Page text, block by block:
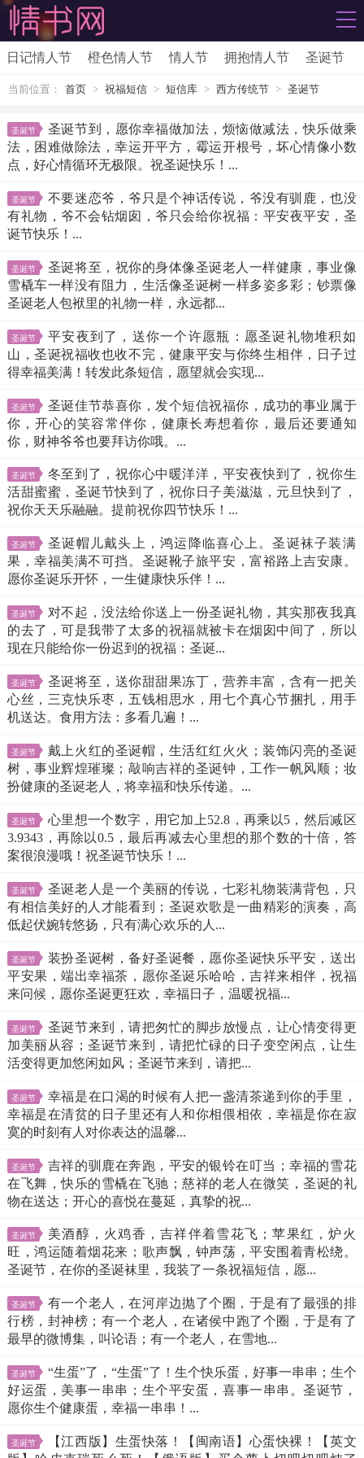
日记情人节 橙色情人节 情人节 拥抱情人节 圣诞节
当前位置： 首页 > 祝福短信 > 短信库 > 西方传统节 > 圣诞节
圣诞节
圣诞节到，愿你幸福做加法，烦恼做减法，快乐做乘
法，困难做除法，幸运开平方，霉运开根号，坏心情像小数
点，好心情循环无极限。祝圣诞快乐！...
圣诞节
不要迷恋爷，爷只是个神话传说，爷没有驯鹿，也没
有礼物，爷不会钻烟囱，爷只会给你祝福：平安夜平安，圣
诞节快乐！...
圣诞节
圣诞将至，祝你的身体像圣诞老人一样健康，事业像
雪橇车一样没有阻力，生活像圣诞树一样多姿多彩；钞票像
圣诞老人包袱里的礼物一样，永远都...
圣诞节
平安夜到了，送你一个许愿瓶：愿圣诞礼物堆积如
山，圣诞祝福收也收不完，健康平安与你终生相伴，日子过
得幸福美满！转发此条短信，愿望就会实现...
圣诞节
圣诞佳节恭喜你，发个短信祝福你，成功的事业属于
你，开心的笑容常伴你，健康长寿想着你，最后还要通知
你，财神爷爷也要拜访你哦。...
圣诞节
冬至到了，祝你心中暖洋洋，平安夜快到了，祝你生
活甜蜜蜜，圣诞节快到了，祝你日子美滋滋，元旦快到了，
祝你天天乐融融。提前祝你四节快乐！...
圣诞节
圣诞帽儿戴头上，鸿运降临喜心上。圣诞袜子装满
果，幸福美满不可挡。圣诞靴子旅平安，富裕路上吉安康。
愿你圣诞乐开怀，一生健康快乐伴！...
圣诞节
对不起，没法给你送上一份圣诞礼物，其实那夜我真
的去了，可是我带了太多的祝福就被卡在烟囱中间了，所以
现在只能给你一份迟到的祝福：圣诞...
圣诞节
圣诞将至，送你甜甜果冻丁，营养丰富，含有一把关
心丝，三克快乐枣，五钱相思水，用七个真心节捆扎，用手
机送达。食用方法：多看几遍！...
圣诞节
戴上火红的圣诞帽，生活红红火火；装饰闪亮的圣诞
树，事业辉煌璀璨；敲响吉祥的圣诞钟，工作一帆风顺；妆
扮健康的圣诞老人，将幸福和快乐传递。...
圣诞节
心里想一个数字，用它加上52.8，再乘以5，然后减区
3.9343，再除以0.5，最后再减去心里想的那个数的十倍，答
案很浪漫哦！祝圣诞节快乐！...
圣诞节
圣诞老人是一个美丽的传说，七彩礼物装满背包，只
有相信美好的人才能看到；圣诞欢歌是一曲精彩的演奏，高
低起伏婉转悠扬，只有满心欢乐的人...
圣诞节
装扮圣诞树，备好圣诞餐，愿你圣诞快乐平安，送出
平安果，端出幸福茶，愿你圣诞乐哈哈，吉祥来相伴，祝福
来问候，愿你圣诞更狂欢，幸福日子，温暖祝福...
圣诞节
圣诞节来到，请把匆忙的脚步放慢点，让心情变得更
加美丽从容；圣诞节来到，请把忙碌的日子变空闲点，让生
活变得更加悠闲如风；圣诞节来到，请把...
圣诞节
幸福是在口渴的时候有人把一盏清茶递到你的手里，
幸福是在清贫的日子里还有人和你相偎相依，幸福是你在寂
寞的时刻有人对你表达的温馨...
圣诞节
吉祥的驯鹿在奔跑，平安的银铃在叮当；幸福的雪花
在飞舞，快乐的雪橇在飞驰；慈祥的老人在微笑，圣诞的礼
物在送达；开心的喜悦在蔓延，真挚的祝...
圣诞节
美酒醇，火鸡香，吉祥伴着雪花飞；苹果红，炉火
旺，鸿运随着烟花来；歌声飘，钟声荡，平安围着青松绕。
圣诞节，在你的圣诞袜里，我装了一条祝福短信，愿...
圣诞节
有一个老人，在河岸边抛了个圈，于是有了最强的排
行榜，封神榜；有一个老人，在诸侯中跑了个圈，于是有了
最早的微博集，叫论语；有一个老人，在雪地...
圣诞节
“生蛋”了，“生蛋”了！生个快乐蛋，好事一串串；生个
好运蛋，美事一串串；生个平安蛋，喜事一串串。圣诞节，
愿你生个健康蛋，幸福一串串！...
圣诞节
【江西版】生蛋快落！【闽南语】心蛋快裸！【英文